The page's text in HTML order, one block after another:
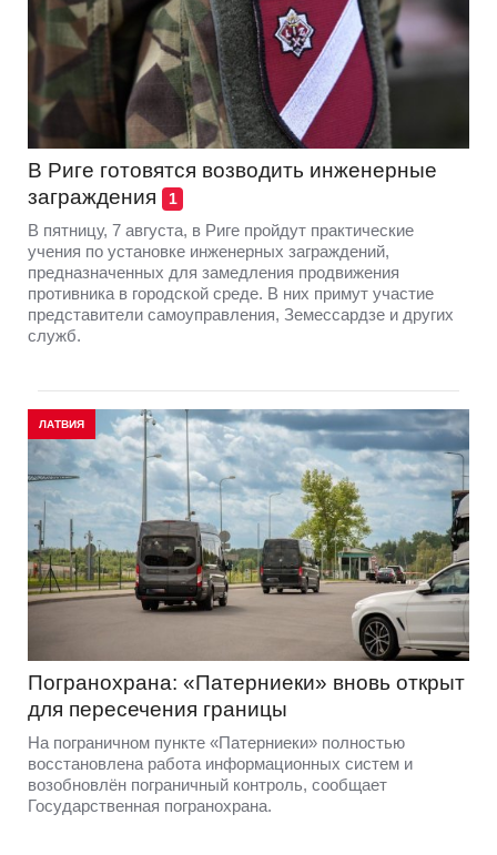
В Риге готовятся возводить инженерные
заграждения
1
В пятницу, 7 августа, в Риге пройдут практические
учения по установке инженерных заграждений,
предназначенных для замедления продвижения
противника в городской среде. В них примут участие
представители самоуправления, Земессардзе и других
служб.
ЛАТВИЯ
Погранохрана: «Патерниеки» вновь открыт
для пересечения границы
На пограничном пункте «Патерниеки» полностью
восстановлена работа информационных систем и
возобновлён пограничный контроль, сообщает
Государственная погранохрана.